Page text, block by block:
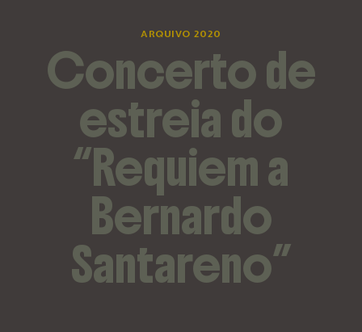
ARQUIVO 2020
Concerto de
estreia do
“Requiem a
Bernardo
Santareno”